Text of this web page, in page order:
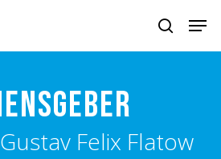
search
Felix Flatow